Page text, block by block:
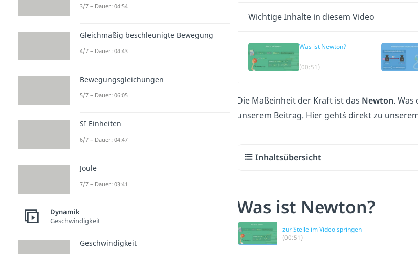
Wichtige Inhalte in diesem Video
Was ist Newton?
(00:51)
Die Maßeinheit der Kraft ist das Newton.
unserem Beitrag. Hier geht´s direkt zu
Inhaltsübersicht
Was ist Newton?
zur Stelle im Video springen
(00:51)
3/7 – Dauer: 04:54
Gleichmäßig beschleunigte Bewegung
4/7 – Dauer: 04:43
Bewegungsgleichungen
5/7 – Dauer: 06:05
SI Einheiten
6/7 – Dauer: 04:47
Joule
7/7 – Dauer: 03:41
Dynamik
Geschwindigkeit
Geschwindigkeit